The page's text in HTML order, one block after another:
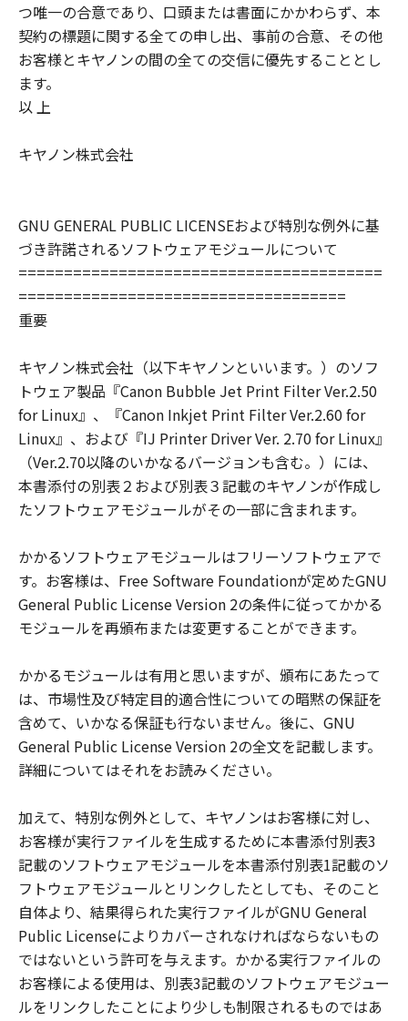
つ唯一の合意であり、口頭または書面にかかわらず、本
契約の標題に関する全ての申し出、事前の合意、その他
お客様とキヤノンの間の全ての交信に優先することとし
ます。
以 上
キヤノン株式会社
GNU GENERAL PUBLIC LICENSEおよび特別な例外に基
づき許諾されるソフトウェアモジュールについて
========================================
====================================
重要
キヤノン株式会社（以下キヤノンといいます。）のソフ
トウェア製品『Canon Bubble Jet Print Filter Ver.2.50
for Linux』、『Canon Inkjet Print Filter Ver.2.60 for
Linux』、および『IJ Printer Driver Ver. 2.70 for Linux』
（Ver.2.70以降のいかなるバージョンも含む。）には、
本書添付の別表２および別表３記載のキヤノンが作成し
たソフトウェアモジュールがその一部に含まれます。
かかるソフトウェアモジュールはフリーソフトウェアで
す。お客様は、Free Software Foundationが定めたGNU
General Public License Version 2の条件に従ってかかる
モジュールを再頒布または変更することができます。
かかるモジュールは有用と思いますが、頒布にあたって
は、市場性及び特定目的適合性についての暗黙の保証を
含めて、いかなる保証も行ないません。後に、GNU
General Public License Version 2の全文を記載します。
詳細についてはそれをお読みください。
加えて、特別な例外として、キヤノンはお客様に対し、
お客様が実行ファイルを生成するために本書添付別表3
記載のソフトウェアモジュールを本書添付別表1記載のソ
フトウェアモジュールとリンクしたとしても、そのこと
自体より、結果得られた実行ファイルがGNU General
Public Licenseによりカバーされなければならないもの
ではないという許可を与えます。かかる実行ファイルの
お客様による使用は、別表3記載のソフトウェアモジュー
ルをリンクしたことにより少しも制限されるものではあ